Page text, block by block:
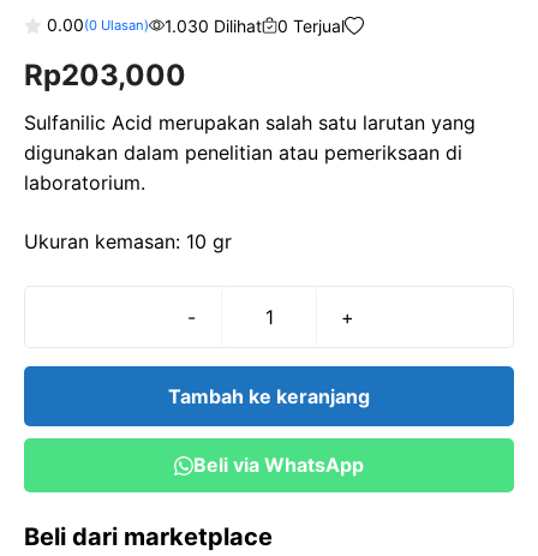
o
u
o
f
5
0.00(0Ulasan) 1.030 Dilihat 0 Terjual
Rp203,000
Sulfanilic Acid merupakan salah satu larutan yang
digunakan dalam penelitian atau pemeriksaan di
laboratorium.
Ukuran kemasan: 10 gr
-
Kuantitas
Acid-
+
Tambah ke keranjang
Beli via WhatsApp
Beli dari marketplace